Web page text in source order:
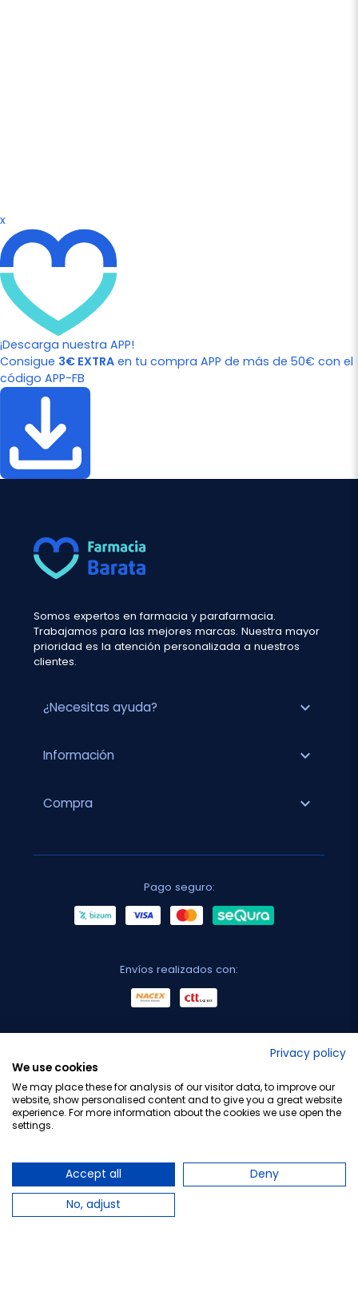
x
¡Descarga nuestra APP!
Consigue 3€ EXTRA en tu compra APP de más de 50€ con el
código APP-FB
Somos expertos en farmacia y parafarmacia.
Trabajamos para las mejores marcas. Nuestra mayor
prioridad es la atención personalizada a nuestros
clientes.
¿Necesitas ayuda? expand_more
Información expand_more
Compra expand_more
Pago seguro:
Envíos realizados con:
Privacy policy
We use cookies
We may place these for analysis of our visitor data, to improve our
website, show personalised content and to give you a great website
experience. For more information about the cookies we use open the
settings.
Accept all
Deny
No, adjust